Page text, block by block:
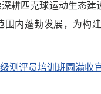
耕匹克球运动生态建
内蓬勃发展，为构
测评员培训班圆满收